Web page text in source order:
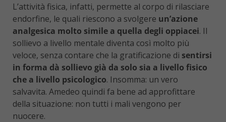
L’attività fisica, infatti, permette al corpo di rilasciare
endorfine, le quali riescono a svolgere un’azione
analgesica molto simile a quella degli oppiacei. Il
sollievo a livello mentale diventa così molto più
veloce, senza contare che la gratificazione di sentirsi
in forma dà sollievo già da solo sia a livello fisico
che a livello psicologico. Insomma: un vero
salvavita. Amedeo quindi fa bene ad approfittare
della situazione: non tutti i mali vengono per
nuocere.